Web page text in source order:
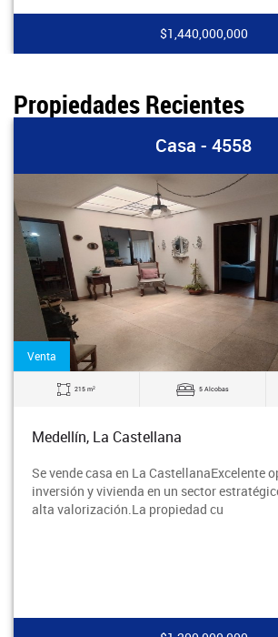
$1,440,000,000
Propiedades Recientes
Casa - 4558
Venta
215 m2 5 Alcobas
Medellín, La Castellana
Se vende casa en La CastellanaExcelente
inversión y vivienda en un sector
alta valorización.La propiedad cu